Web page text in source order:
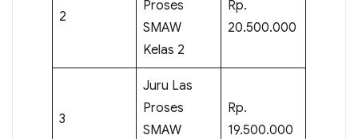
2
Proses
SMAW
Kelas 2
Rp.
20.500.000
3
Juru Las
Proses
SMAW
Rp.
19.500.000